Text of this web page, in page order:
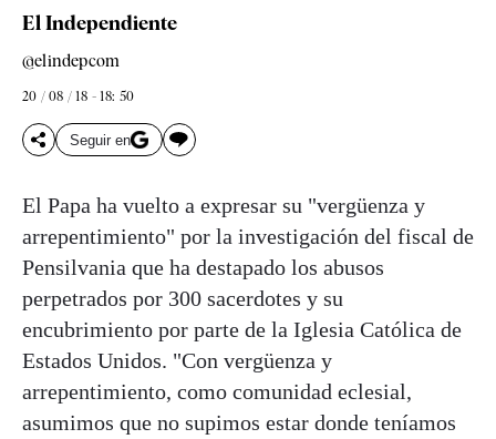
El Independiente
@elindepcom
20 / 08 / 18 - 18: 50
Seguir en
El Papa ha vuelto a expresar su "vergüenza y
arrepentimiento" por la investigación del fiscal de
Pensilvania que ha destapado los abusos
perpetrados por 300 sacerdotes y su
encubrimiento por parte de la Iglesia Católica de
Estados Unidos. "Con vergüenza y
arrepentimiento, como comunidad eclesial,
asumimos que no supimos estar donde teníamos